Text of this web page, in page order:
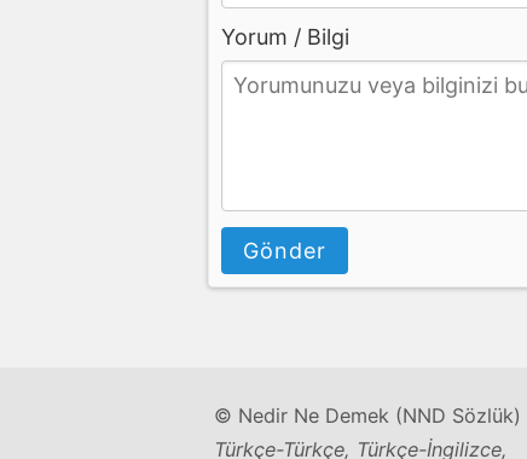
Yorum / Bilgi
Gönder
© Nedir Ne Demek (NND Sözlük)
Türkçe-Türkçe, Türkçe-İngilizce,